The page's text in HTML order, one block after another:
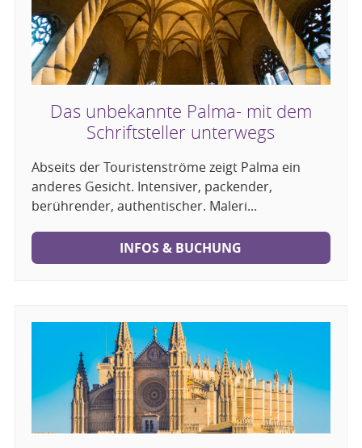
Das unbekannte Palma- mit dem
Schriftsteller unterwegs
Abseits der Touristenströme zeigt Palma ein
anderes Gesicht. Intensiver, packender,
berührender, authentischer. Maleri...
INFOS & BUCHUNG